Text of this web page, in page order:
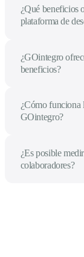
¿Qué beneficios
plataforma de
¿GOintegro
beneficios?
¿Cómo funciona
GOintegro?
¿Es posible
colaboradores?